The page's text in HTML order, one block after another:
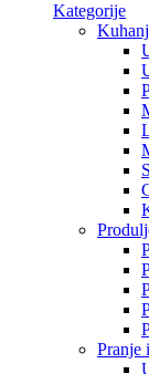
Kategorije
Pranje